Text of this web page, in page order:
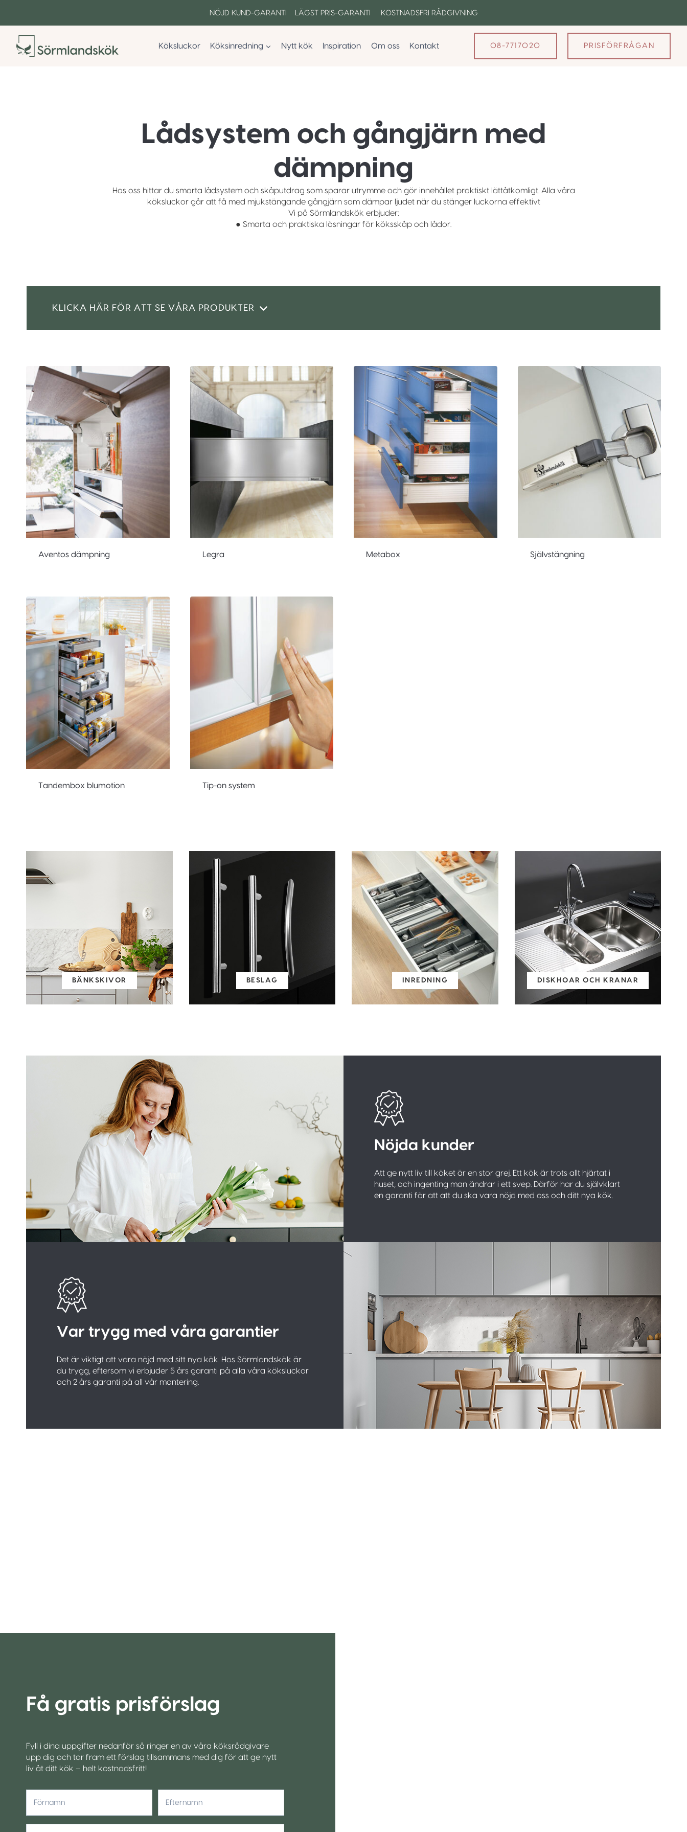
content
NÖJD KUND-GARANTI LÄGST PRIS-GARANTI KOSTNADSFRI RÅDGIVNING
Köksluckor Köksinredning Nytt kök Inspiration Om oss Kontakt 08-7717020 PRISFÖRFRÅGAN
Lådsystem och gångjärn med
dämpning
Hos oss hittar du smarta lådsystem och skåputdrag som sparar utrymme och gör innehållet praktiskt lättåtkomligt. Alla våra
köksluckor går att få med mjukstängande gångjärn som dämpar ljudet när du stänger luckorna effektivt
Vi på Sörmlandskök erbjuder:
● Smarta och praktiska lösningar för köksskåp och lådor.
KLICKA HÄR FÖR ATT SE VÅRA PRODUKTER
Aventos dämpning Legra Metabox Självstängning
Tandembox blumotion Tip-on system
BÄNKSKIVOR BESLAG INREDNING DISKHOAR OCH KRANAR
Nöjda kunder
Att ge nytt liv till köket är en stor grej. Ett kök är trots allt hjärtat i
huset, och ingenting man ändrar i ett svep. Därför har du självklart
en garanti för att att du ska vara nöjd med oss och ditt nya kök.
Var trygg med våra garantier
Det är viktigt att vara nöjd med sitt nya kök. Hos Sörmlandskök är
du trygg, eftersom vi erbjuder 5 års garanti på alla våra köksluckor
och 2 års garanti på all vår montering.
Få gratis prisförslag
Fyll i dina uppgifter nedanför så ringer en av våra köksrådgivare
upp dig och tar fram ett förslag tillsammans med dig för att ge nytt
liv åt ditt kök – helt kostnadsfritt!
Förnamn Efternamn